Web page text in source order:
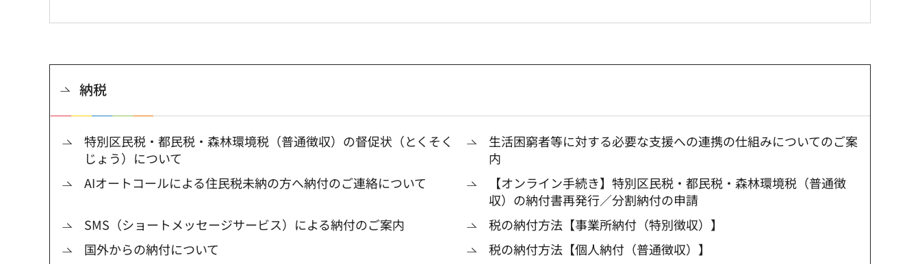
納税
特別区民税・都民税・森林環境税（普通徴収）の督促状（とくそく
じょう）について
生活困窮者等に対する必要な支援への連携の仕組みについてのご案
内
AIオートコールによる住民税未納の方へ納付のご連絡について
【オンライン手続き】特別区民税・都民税・森林環境税（普通徴
収）の納付書再発行／分割納付の申請
SMS（ショートメッセージサービス）による納付のご案内
税の納付方法【事業所納付（特別徴収）】
国外からの納付について
税の納付方法【個人納付（普通徴収）】